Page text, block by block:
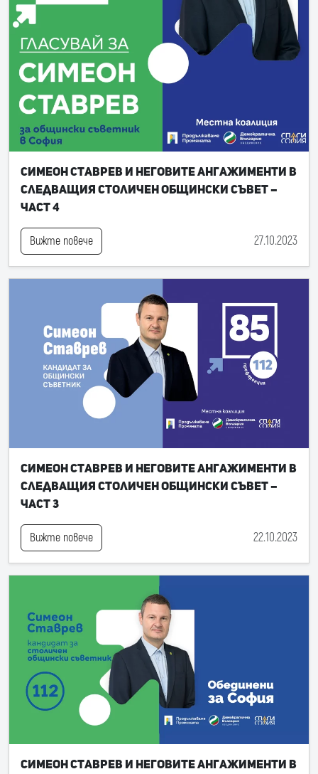
Симеон Ставрев и неговите ангажименти в
следващия Столичен общински съвет –
част 4
Вижте повече 27.10.2023
Симеон Ставрев и неговите ангажименти в
следващия Столичен общински съвет –
част 3
Вижте повече 22.10.2023
Симеон Ставрев и неговите ангажименти в